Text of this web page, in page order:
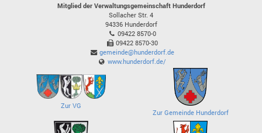
Mitglied der Verwaltungsgemeinschaft Hunderdorf
Sollacher Str. 4
94336 Hunderdorf
09422 8570-0
09422 8570-30
gemeinde@hunderdorf.de
www.hunderdorf.de/
Zur VG
Zur Gemeinde Hunderdorf